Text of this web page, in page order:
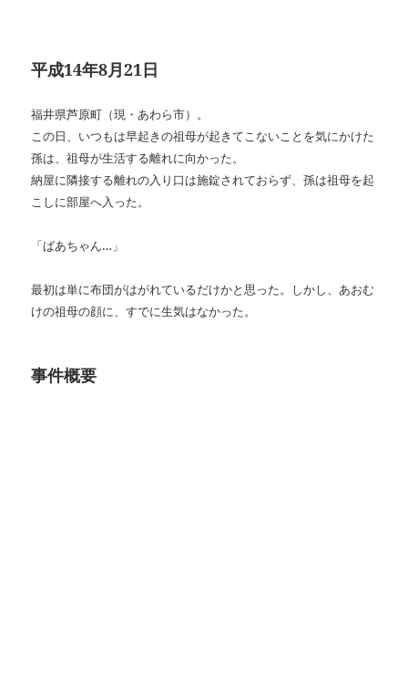
平成14年8月21日
福井県芦原町（現・あわら市）。
この日、いつもは早起きの祖母が起きてこないことを気にかけた
孫は、祖母が生活する離れに向かった。
納屋に隣接する離れの入り口は施錠されておらず、孫は祖母を起
こしに部屋へ入った。
「ばあちゃん…」
最初は単に布団がはがれているだけかと思った。しかし、あおむ
けの祖母の顔に、すでに生気はなかった。
事件概要